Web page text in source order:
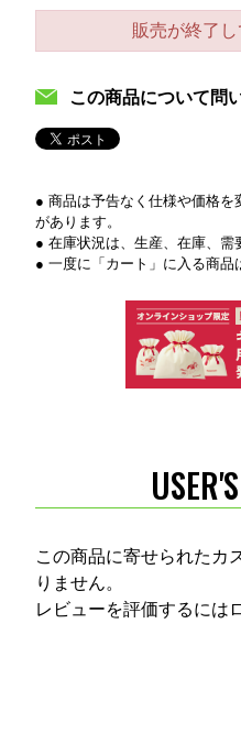
販売が終了
この商品について問
● 商品は予告なく仕様や価格
があります。
● 在庫状況は、生産、在庫、需
● 一度に「カート」に入る商品
この商品に寄せられたカ
りません。
レビューを評価するには